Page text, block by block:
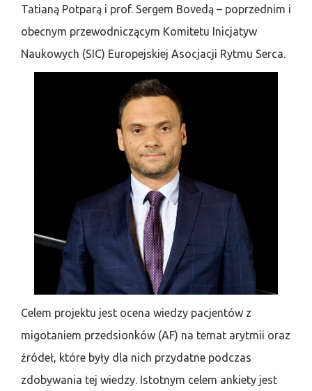
Tatianą Potparą i prof. Sergem Bovedą – poprzednim i
obecnym przewodniczącym Komitetu Inicjatyw
Naukowych (SIC) Europejskiej Asocjacji Rytmu Serca.
Celem projektu jest ocena wiedzy pacjentów z
migotaniem przedsionków (AF) na temat arytmii oraz
źródeł, które były dla nich przydatne podczas
zdobywania tej wiedzy. Istotnym celem ankiety jest